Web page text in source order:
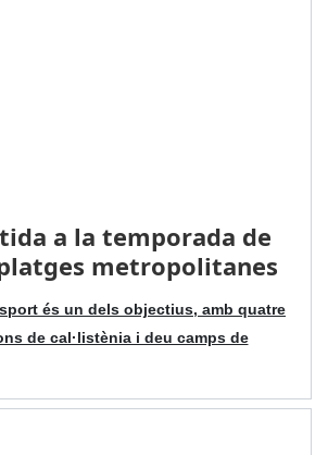
a la temporada de
metropolitanes
és un dels objectius, amb quatre
de cal·listènia i deu camps de